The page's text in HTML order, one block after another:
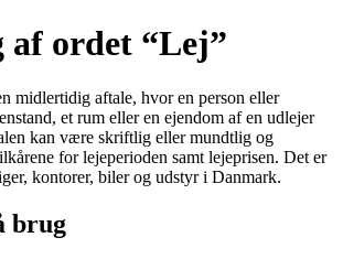
af ordet “Lej”
midlertidig aftale, hvor en person eller
et rum eller en ejendom af en udlejer
kan være skriftlig eller mundtlig og
for lejeperioden samt lejeprisen. Det er
kontorer, biler og udstyr i Danmark.
brug